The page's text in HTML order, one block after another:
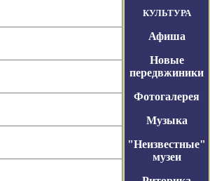
КУЛЬТУРА
Афиша
Новые
передвжиники
Фотогалерея
Музыка
"Неизвестные"
музеи